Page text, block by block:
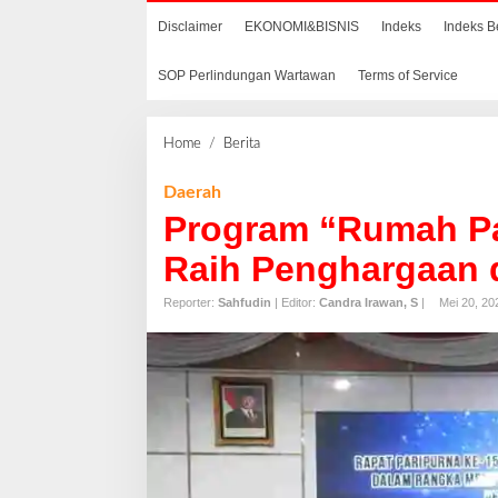
Disclaimer EKONOMI&BISNIS Indeks Indeks
SOP Perlindungan Wartawan Terms of Service
Home / Berita
r
a
“
u
m
a
h
P
a
Daerah
Program “Rumah
Raih
Reporter: Sahfudin | Editor: Candra Irawan, S | Mei 20,